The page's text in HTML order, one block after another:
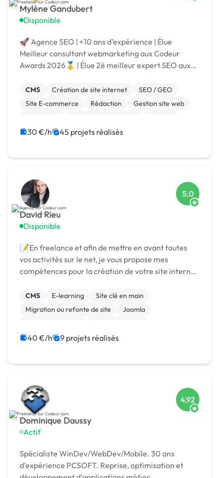
Mylène Gandubert
Disponible
🚀 Agence SEO | +10 ans d’expérience | Élue
Meilleur consultant webmarketing aux Codeur
Awards 2026🥇 | Élue 2è meilleur expert SEO aux
Shopify
CMS Création de site internet
SEO / GEO
Site E-commerce
Rédaction
Gestion site web
Site clé en main
30 €/h 45 projets réalisés
David Rieu
Disponible
5,0
📝En freelance et afin de mettre en avant toutes
vos activités sur le net, je vous propose mes
compétences pour la création de votre site internet
commerçant, créateur d’entreprise, profession
libérale,...
CMS E-learning
Site clé en main
Migration ou refonte de site
Joomla
Experience utilisateur
Admin système, sécurité
40 €/h 9 projets réalisés
Dominique Daussy
Actif
4,92
Spécialiste WinDev/WebDev/Mobile. 30 ans
d’expérience PCSOFT. Reprise, optimisation et